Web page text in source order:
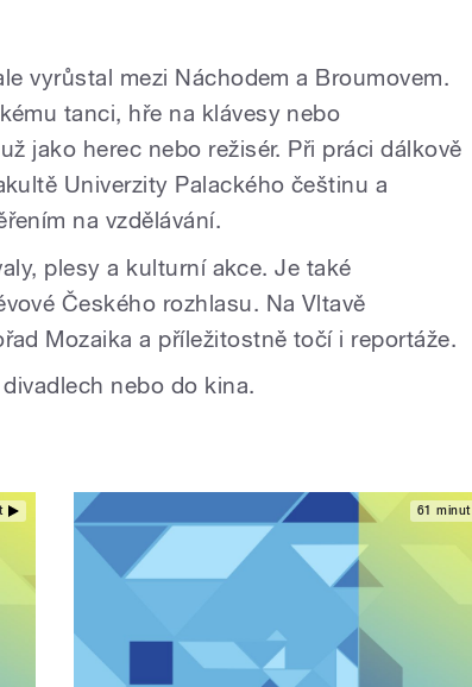
vyrůstal mezi Náchodem a Broumovem.
tanci, hře na klávesy nebo
jako herec nebo režisér. Při práci dálkově
Univerzity Palackého češtinu a
na vzdělávání.
plesy a kulturní akce. Je také
Českého rozhlasu. Na Vltavě
Mozaika a příležitostně točí i reportáže.
nebo do kina.
61 minut